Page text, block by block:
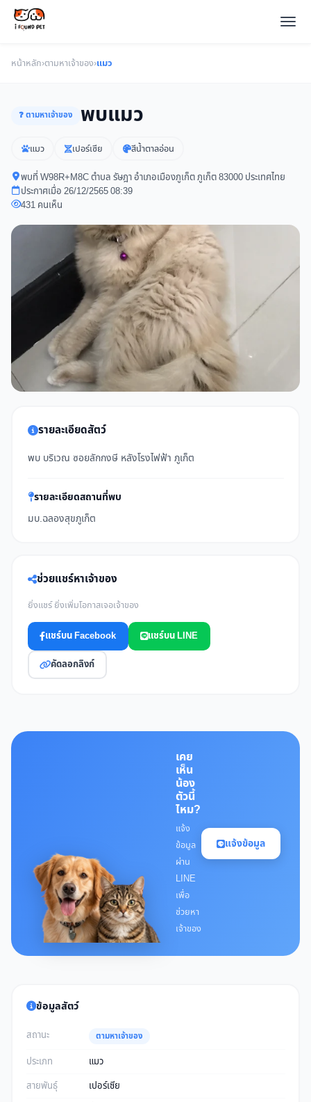
หน้าหลัก›ตามหาเจ้าของ›แมว
❓ ตามหาเจ้าของ พบแมว
แมว เปอร์เซีย สีน้ำตาลอ่อน
พบที่ W98R+M8C ตำบล รัษฎา อำเภอเมืองภูเก็ต ภูเก็ต 83000 ประเทศไทย
ประกาศเมื่อ 26/12/2565 08:39
431 คนเห็น
รายละเอียดสัตว์
พบ บริเวณ ซอยลักกงษี หลังโรงไฟฟ้า ภูเก็ต
รายละเอียดสถานที่พบ
มบ.ฉลองสุขภูเก็ต
ช่วยแชร์หาเจ้าของ
ยิ่งแชร์ ยิ่งเพิ่มโอกาสเจอเจ้าของ
แชร์บน Facebook แชร์บน LINE
คัดลอกลิงก์
เคย
เห็น
น้อง
ตัวนี้
ไหม?
แจ้ง
ข้อมูล
ผ่าน
LINE
เพื่อ
ช่วยหา
เจ้าของ
แจ้งข้อมูล
ข้อมูลสัตว์
สถานะ ตามหาเจ้าของ
ประเภท
แมว
สายพันธุ์
เปอร์เซีย